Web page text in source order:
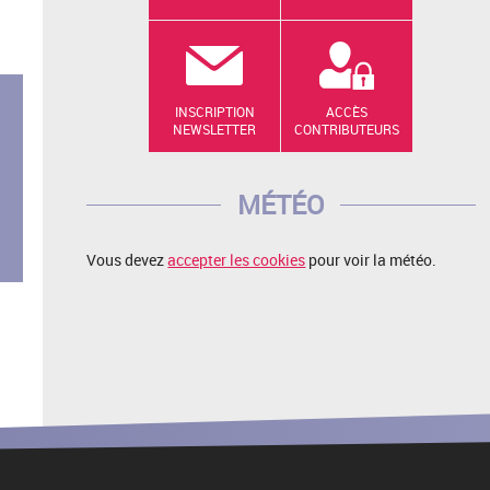
INSCRIPTION
NEWSLETTER
ACCÈS
CONTRIBUTEURS
MÉTÉO
Vous devezaccepter les cookies pour voir la météo.